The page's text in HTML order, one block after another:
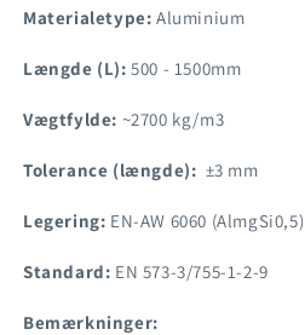
Materialetype: Aluminium
Længde (L): 500 - 1500mm
Vægtfylde: ~2700 kg/m3
Tolerance (længde): ±3 mm
Legering: EN-AW 6060 (AlmgSi0,5)
Standard: EN 573-3/755-1-2-9
Bemærkninger: